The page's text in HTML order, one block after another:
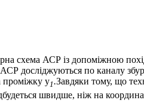
схема АСР із допоміжною
досліджуються по каналу
проміжку у1.Завдяки тому, що
швидше, ніж на